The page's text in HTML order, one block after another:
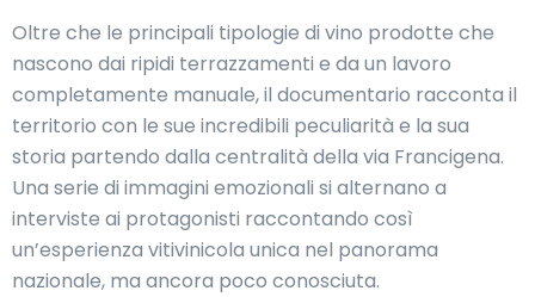
Oltre che le principali tipologie di vino prodotte che
nascono dai ripidi terrazzamenti e da un lavoro
completamente manuale, il documentario racconta il
territorio con le sue incredibili peculiarità e la sua
storia partendo dalla centralità della via Francigena.
Una serie di immagini emozionali si alternano a
interviste ai protagonisti raccontando così
un’esperienza vitivinicola unica nel panorama
nazionale, ma ancora poco conosciuta.